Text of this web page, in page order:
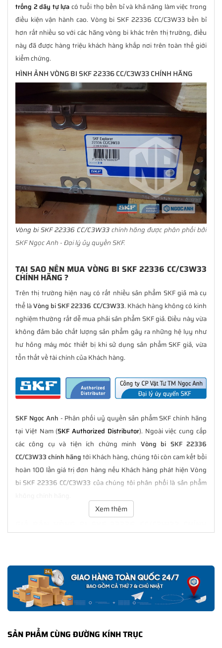
trống 2 dãy tự lựacó tuổi thọ bền bỉ và khả năng làm việc trong
điều kiện vận hành cao. Vòng bi SKF 22336 CC/C3W33 bền bỉ
hơn rất nhiều so với các hãng vòng bi khác trên thị trường, điều
này đã được hàng triệu khách hàng khắp nơi trên toàn thế giới
kiểm chứng.
HÌNH ẢNH VÒNG BI SKF 22336 CC/C3W33 CHÍNH HÃNG
Vòng bi SKF 22336 CC/C3W33chính hãng được phân phối bởi
SKF Ngọc Anh - Đại lý ủy quyền SKF.
TẠI SAO NÊN MUA VÒNG BI SKF 22336 CC/C3W33
CHÍNH HÃNG ?
Trên thị trường hiện nay có rất nhiều sản phẩm SKF giả mà cụ
thể làVòng bi SKF 22336 CC/C3W33. Khách hàng không có kinh
nghiệm thường rất dễ mua phải sản phẩm SKF giả. Điều này vừa
không đảm bảo chất lượng sản phẩm gây ra những hệ lụy như
hư hỏng máy móc thiết bị khi sử dụng sản phẩm SKF giả, vừa
tổn thất về tài chính của Khách hàng.
SKF Ngọc Anh - Phân phối uỷ quyền sản phẩm SKF chính hãng
tại Việt Nam (SKF Authorized Distributor). Ngoài việc cung cấp
các công cụ và tiện ích chứng minh Vòng bi SKF 22336
CC/C3W33 chính hãngtới Khách hàng, chúng tôi còn cam kết bồi
hoàn 100 lần giá trị đơn hàng nếu Khách hàng phát hiện Vòng
bi SKF 22336 CC/C3W33 của chúng tôi phân phối là sản phẩm
HÃNG LUÔN TỐT NHẤT
bán hàng. Chúng tôi cam kết luôn đồng hành cùng Khách hàng
trong suốt quá trình sử dụng các sản phẩm SKF chính hãng.
Tất cả các sản phẩm SKF chính hãng do
Xem thêm
SẢN PHẨM CÙNG ĐƯỜNG KÍNH TRỤC